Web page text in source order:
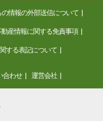
情報の外部送信について
産情報に関する免責事項
する表記について
合わせ 運営会社